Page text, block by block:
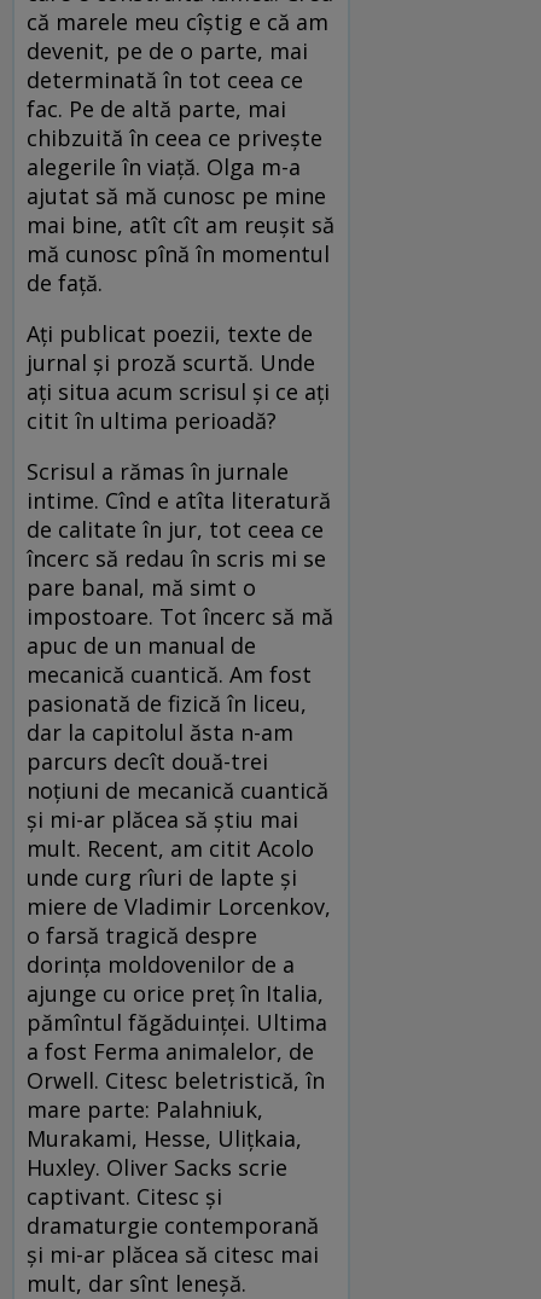
că marele meu cîștig e că am
devenit, pe de o parte, mai
determinată în tot ceea ce
fac. Pe de altă parte, mai
chibzuită în ceea ce privește
alegerile în viață. Olga m-a
ajutat să mă cunosc pe mine
mai bine, atît cît am reușit să
mă cunosc pînă în momentul
de față.
Ați publicat poezii, texte de
jurnal și proză scurtă. Unde
ați situa acum scrisul și ce ați
citit în ultima perioadă?
Scrisul a rămas în jurnale
intime. Cînd e atîta literatură
de calitate în jur, tot ceea ce
încerc să redau în scris mi se
pare banal, mă simt o
impostoare. Tot încerc să mă
apuc de un manual de
mecanică cuantică. Am fost
pasionată de fizică în liceu,
dar la capitolul ăsta n-am
parcurs decît două-trei
noțiuni de mecanică cuantică
și mi-ar plăcea să știu mai
mult. Recent, am citit Acolo
unde curg rîuri de lapte și
miere de Vladimir Lorcenkov,
o farsă tragică despre
dorința moldovenilor de a
ajunge cu orice preț în Italia,
pămîntul făgăduinței. Ultima
a fost Ferma animalelor, de
Orwell. Citesc beletristică, în
mare parte: Palahniuk,
Murakami, Hesse, Ulițkaia,
Huxley. Oliver Sacks scrie
captivant. Citesc și
dramaturgie contemporană
și mi-ar plăcea să citesc mai
mult, dar sînt leneșă.